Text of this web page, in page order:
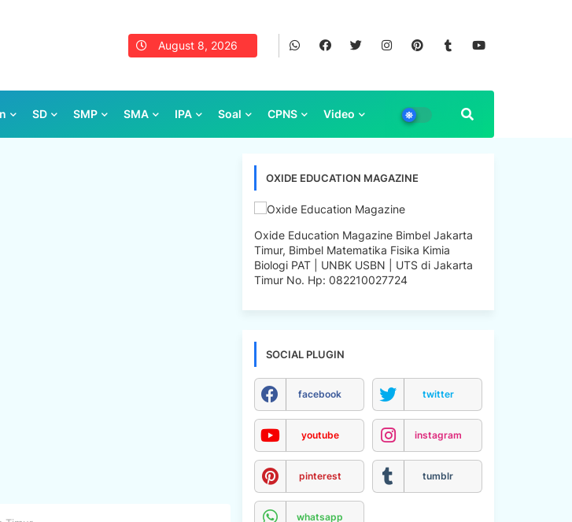
August 8, 2026
SD SMP SMA IPA Soal CPNS Video
OXIDE EDUCATION MAGAZINE
Oxide Education Magazine Bimbel Jakarta
Timur, Bimbel Matematika Fisika Kimia
Biologi PAT | UNBK USBN | UTS di Jakarta
Timur No. Hp: 082210027724
SOCIAL PLUGIN
facebook twitter
youtube instagram
pinterest tumblr
whatsapp